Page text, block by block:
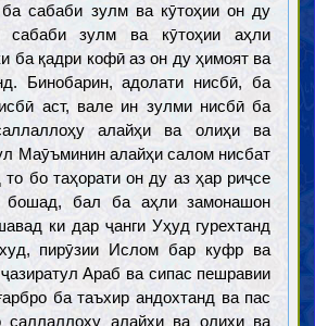
сабаби зулм ва кӯтоҳии он ду
зулм ва кӯтоҳии аҳли
ба қадри кофӣ аз он ду ҳимоят ва
Бинобарин, адолати нисбӣ, ба
аст, вале ин зулми нисбӣ ба
алайҳи ва олиҳи ва
Маӯъминин алайҳи салом нисбат
бо таҳорати он ду аз ҳар риҷсе
бошад, бал ба аҳли замонашон
ки дар ҷанги Уҳуд гурехтанд
пирӯзии Ислом бар куфр ва
Араб ва сипас пешравии
ба таъхир андохтанд ва пас
алайҳи ва олиҳи ва